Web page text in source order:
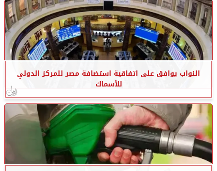
النواب يوافق على اتفاقية استضافة مصر للمركز الدولي
للأسماك